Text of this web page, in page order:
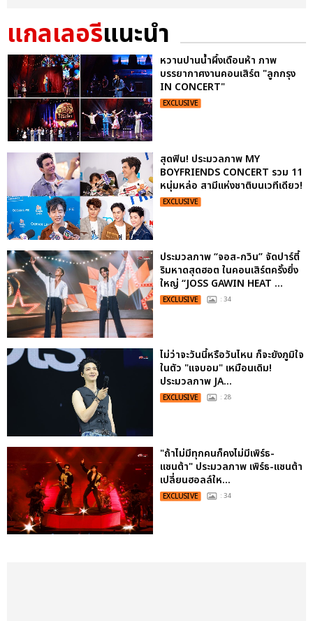
แกลเลอรีแนะนำ
หวานปานน้ำผึ้งเดือนห้า ภาพ
บรรยากาศงานคอนเสิร์ต "ลูกกรุง
IN CONCERT"
EXCLUSIVE
สุดฟิน! ประมวลภาพ MY
BOYFRIENDS CONCERT รวม 11
หนุ่มหล่อ สามีแห่งชาติบนเวทีเดียว!
EXCLUSIVE
ประมวลภาพ “จอส-กวิน” จัดปาร์ตี้
ริมหาดสุดฮอต ในคอนเสิร์ตครั้งยิ่ง
ใหญ่ “JOSS GAWIN HEAT ...
EXCLUSIVE : 34
ไม่ว่าจะวันนี้หรือวันไหน ก็จะยังภูมิใจ
ในตัว "แจบอม" เหมือนเดิม!
ประมวลภาพ JA...
EXCLUSIVE : 28
"ถ้าไม่มีทุกคนก็คงไม่มีเพิร์ธ-
แซนต้า" ประมวลภาพ เพิร์ธ-แซนต้า
เปลี่ยนฮอลล์ให...
EXCLUSIVE : 34